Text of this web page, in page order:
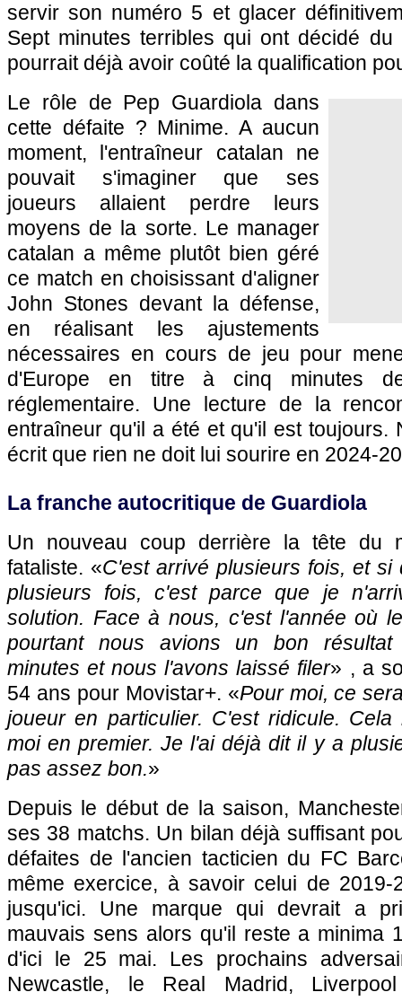
servir son numéro 5 et glacer
Sept minutes terribles qui ont décidé
pourrait déjà avoir coûté la qualification
Le rôle de Pep Guardiola dans
cette défaite ? Minime. A aucun
moment, l'entraîneur catalan ne
pouvait s'imaginer que ses
joueurs allaient perdre leurs
moyens de la sorte. Le manager
catalan a même plutôt bien géré
ce match en choisissant d'aligner
John Stones devant la défense,
en réalisant les ajustements
nécessaires en cours de jeu pour
d'Europe en titre à cinq minutes
réglementaire. Une lecture de la
entraîneur qu'il a été et qu'il est toujours.
écrit que rien ne doit lui sourire en 2024-
La franche autocritique de Guardiola
Un nouveau coup derrière la tête du
fataliste. «C'est arrivé plusieurs fois, et si
plusieurs fois, c'est parce que je
solution. Face à nous, c'est l'année où
pourtant nous avions un bon
minutes et nous l'avons laissé filer» , a
54 ans pour Movistar+. «Pour moi, ce
joueur en particulier. C'est ridicule.
moi en premier. Je l'ai déjà dit il y a
pas assez bon.»
Depuis le début de la saison,
ses 38 matchs. Un bilan déjà suffisant
défaites de l'ancien tacticien du FC
même exercice, à savoir celui de 2019-
jusqu'ici. Une marque qui devrait a
mauvais sens alors qu'il reste a minima
d'ici le 25 mai. Les prochains
Newcastle, le Real Madrid,